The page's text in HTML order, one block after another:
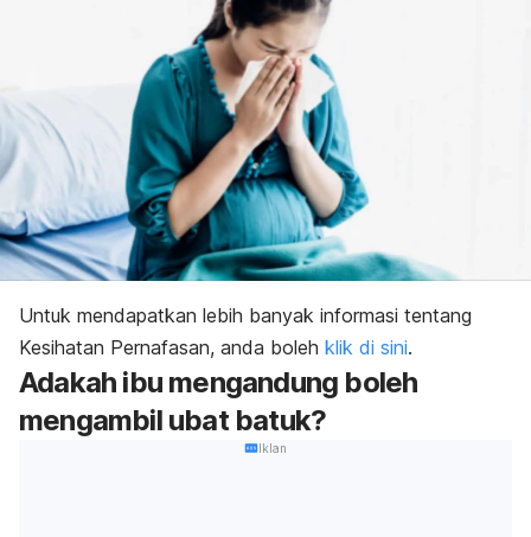
Untuk mendapatkan lebih banyak informasi tentang
Kesihatan Pernafasan, anda boleh klik di sini.
Adakah ibu mengandung boleh
mengambil ubat batuk?
Iklan